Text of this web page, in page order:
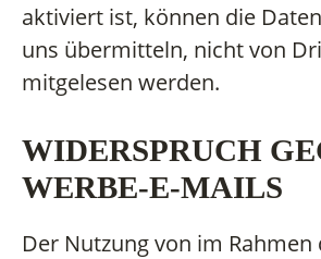
aktiviert ist, können die
uns übermitteln, nicht von
mitgelesen werden.
WIDERSPRUCH
WERBE-E-MAILS
Der Nutzung von im Rahmen